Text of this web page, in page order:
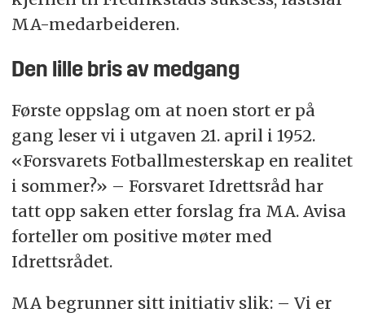
MA-medarbeideren.
Den lille bris av medgang
Første oppslag om at noen stort er på
gang leser vi i utgaven 21. april i 1952.
«Forsvarets Fotballmesterskap en realitet
i sommer?» – Forsvaret Idrettsråd har
tatt opp saken etter forslag fra MA. Avisa
forteller om positive møter med
Idrettsrådet.
MA begrunner sitt initiativ slik: – Vi er